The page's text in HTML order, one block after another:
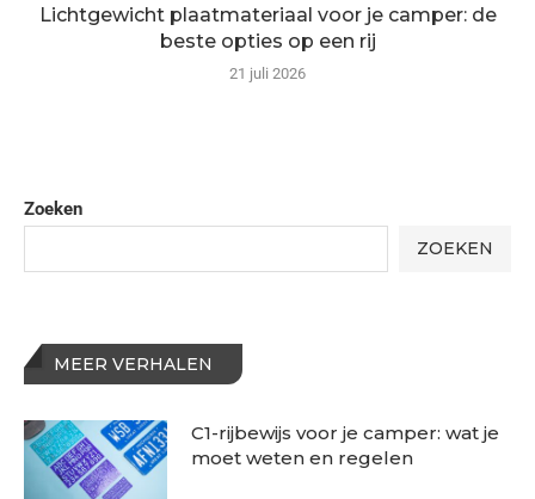
Lichtgewicht plaatmateriaal voor je camper: de
beste opties op een rij
21 juli 2026
Zoeken
ZOEKEN
MEER VERHALEN
C1-rijbewijs voor je camper: wat je
moet weten en regelen